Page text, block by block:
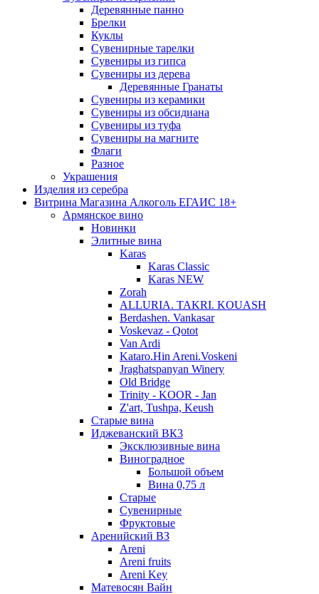
Деревянные панно
Брелки
Куклы
Сувенирные тарелки
Сувениры из гипса
Сувениры из дерева
Деревянные Гранаты
Сувениры из керамики
Сувениры из обсидиана
Сувениры из туфа
Сувениры на магните
Флаги
Разное
Украшения
Изделия из серебра
Витрина Магазина Алкоголь ЕГАИС 18+
Армянское вино
Новинки
Элитные вина
Karas
Karas Classic
Karas NEW
Zorah
ALLURIA. TAKRI. KOUASH
Berdashen. Vankasar
Voskevaz - Qotot
Van Ardi
Kataro.Hin Areni.Voskeni
Jraghatspanyan Winery
Old Bridge
Trinity - KOOR - Jan
Z'art, Tushpa, Keush
Старые вина
Иджеванский ВК3
Эксклюзивные вина
Виноградное
Большой объем
Вина 0,75 л
Старые
Сувенирные
Фруктовые
Аренийский ВЗ
Areni
Areni fruits
Areni Key
Матевосян Вайн